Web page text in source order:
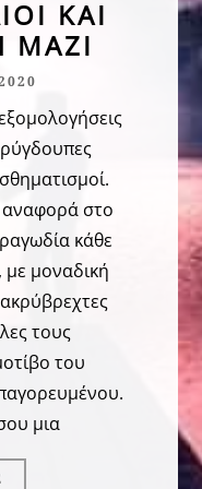
ΚΑΙ
ΜΑΖΊ
στο
κάθε
με μοναδική
τους
του
μια